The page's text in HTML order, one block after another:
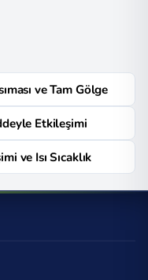
ve Tam Gölge
Etkileşimi
ve Isı Sıcaklık